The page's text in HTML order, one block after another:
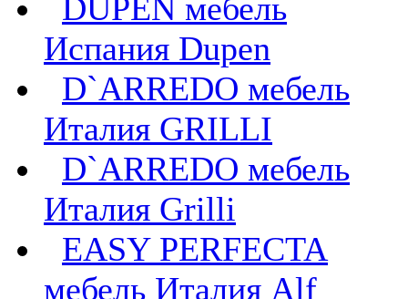
DUPEN мебель
Испания Dupen
D`ARREDO мебель
Италия GRILLI
D`ARREDO мебель
Италия Grilli
EASY PERFECTA
мебель Италия Alf